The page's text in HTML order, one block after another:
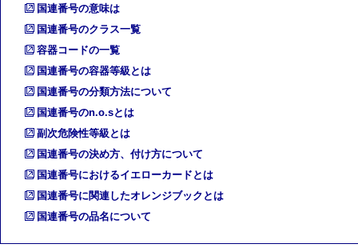
国連番号の意味は
国連番号のクラス一覧
容器コードの一覧
国連番号の容器等級とは
国連番号の分類方法について
国連番号のn.o.sとは
副次危険性等級とは
国連番号の決め方、付け方について
国連番号におけるイエローカードとは
国連番号に関連したオレンジブックとは
国連番号の品名について